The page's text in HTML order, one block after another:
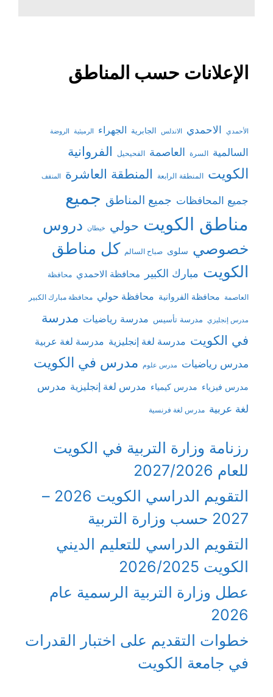
الإعلانات حسب المناطق
الأحمدي الاحمدي الاندلس الجابرية الجهراء الرميثية الروضة
السالمية السرة العاصمة الفحيحيل الفروانية
الكويت المنطقة الرابعة المنطقة العاشرة المنقف
جميع المحافظات جميع المناطق جميع
مناطق الكويت حولي خيطان دروس
خصوصي سلوى صباح السالم كل مناطق
الكويت مبارك الكبير محافظة الاحمدي محافظة
العاصمة محافظة الفروانية محافظة حولي محافظة مبارك الكبير
مدرس إنجليزي مدرسة تأسيس مدرسة رياضيات مدرسة
في الكويت مدرسة لغة إنجليزية مدرسة لغة عربية
مدرس رياضيات مدرس علوم مدرس في الكويت
مدرس فيزياء مدرس كيمياء مدرس لغة إنجليزية مدرس
لغة عربية مدرس لغة فرنسية
رزنامة وزارة التربية في الكويت
للعام 2027/2026
التقويم الدراسي الكويت 2026 –
2027 حسب وزارة التربية
التقويم الدراسي للتعليم الديني
الكويت 2026/2025
عطل وزارة التربية الرسمية عام
2026
خطوات التقديم على اختبار القدرات
في جامعة الكويت